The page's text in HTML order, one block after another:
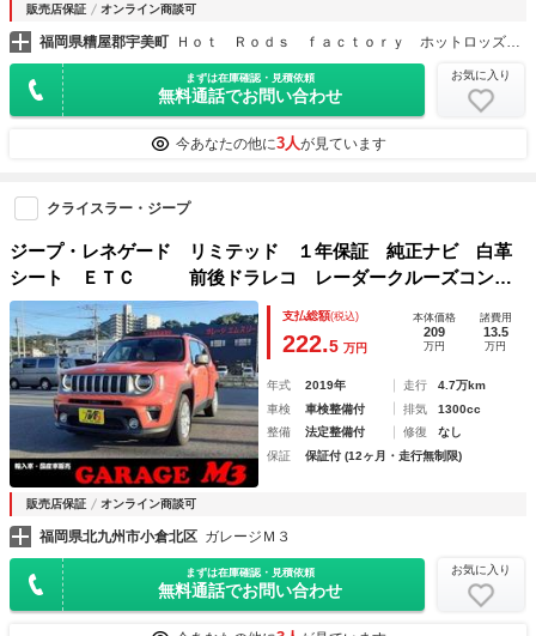
販売店保証 オンライン商談可
福岡県糟屋郡宇美町
まずは在庫確認・見積依頼
無料通話でお問い合わせ
お気に入り
今あなたの他に3人が見ています
クライスラー・ジープ
ジープ・レネゲード リミテッド １年保証 純正ナビ 白革
シート ＥＴＣ 前後ドラレコ レーダークルーズコント
ロール オートヘッドライト コーナーセンサー レーンキー
プアシスト ブラインドスポットモニター ステアリングリモ
コン
支払総額(税込)
222.5 万円
本体価格
209
万円
諸費用
13.5
万円
年式 2019年 走行
4.7万km
車検
車検整備付 排気
1300cc
整備
法定整備付 修復
なし
保証
保証付 (12ヶ月・走行無制限)
販売店保証 オンライン商談可
福岡県北九州市小倉北区 ガレージＭ３
まずは在庫確認・見積依頼
無料通話でお問い合わせ
お気に入り